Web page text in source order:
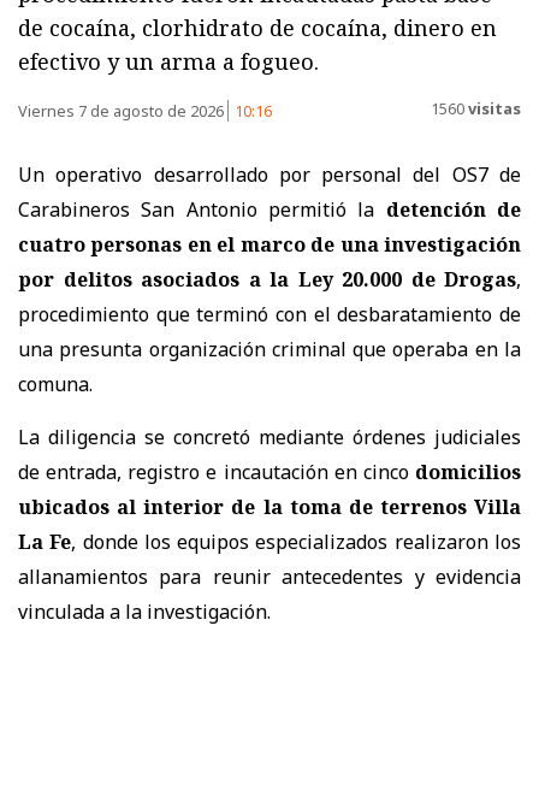
de cocaína, clorhidrato de cocaína, dinero en
efectivo y un arma a fogueo.
Viernes 7 de agosto de 2026 10:16 1560visitas
Un operativo desarrollado por personal del OS7 de
Carabineros San Antonio permitió la detención de
cuatro personas en el marco de una investigación
por delitos asociados a la Ley 20.000 de Drogas,
procedimiento que terminó con el desbaratamiento de
una presunta organización criminal que operaba en la
comuna.
La diligencia se concretó mediante órdenes judiciales
de entrada, registro e incautación en cinco domicilios
ubicados al interior de la toma de terrenos Villa
La Fe, donde los equipos especializados realizaron los
allanamientos para reunir antecedentes y evidencia
vinculada a la investigación.